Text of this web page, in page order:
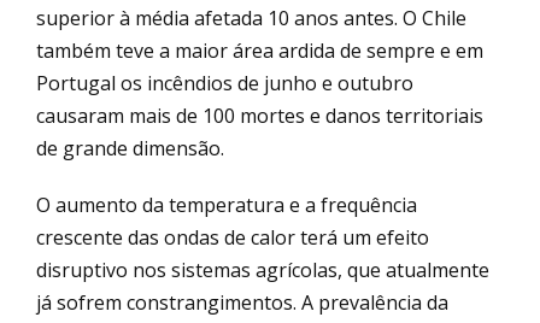
superior à média afetada 10 anos antes. O Chile
também teve a maior área ardida de sempre e em
Portugal os incêndios de junho e outubro
causaram mais de 100 mortes e danos territoriais
de grande dimensão.
O aumento da temperatura e a frequência
crescente das ondas de calor terá um efeito
disruptivo nos sistemas agrícolas, que atualmente
já sofrem constrangimentos. A prevalência da